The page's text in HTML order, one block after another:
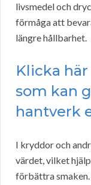
livsmedel och
förmåga att
längre hållbarhet.
Klicka
som kan
hantverk
I kryddor och
värdet, vilket
förbättra